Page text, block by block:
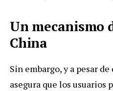
Un mecanismo
China
Sin embargo, y a pesar
asegura que los usuarios